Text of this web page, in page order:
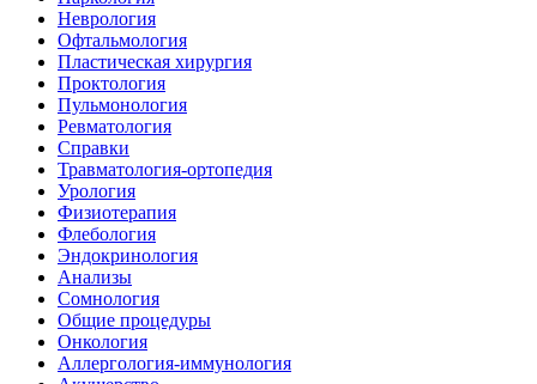
Неврология
Офтальмология
Пластическая хирургия
Проктология
Пульмонология
Ревматология
Справки
Травматология-ортопедия
Урология
Физиотерапия
Флебология
Эндокринология
Анализы
Сомнология
Общие процедуры
Онкология
Аллергология-иммунология